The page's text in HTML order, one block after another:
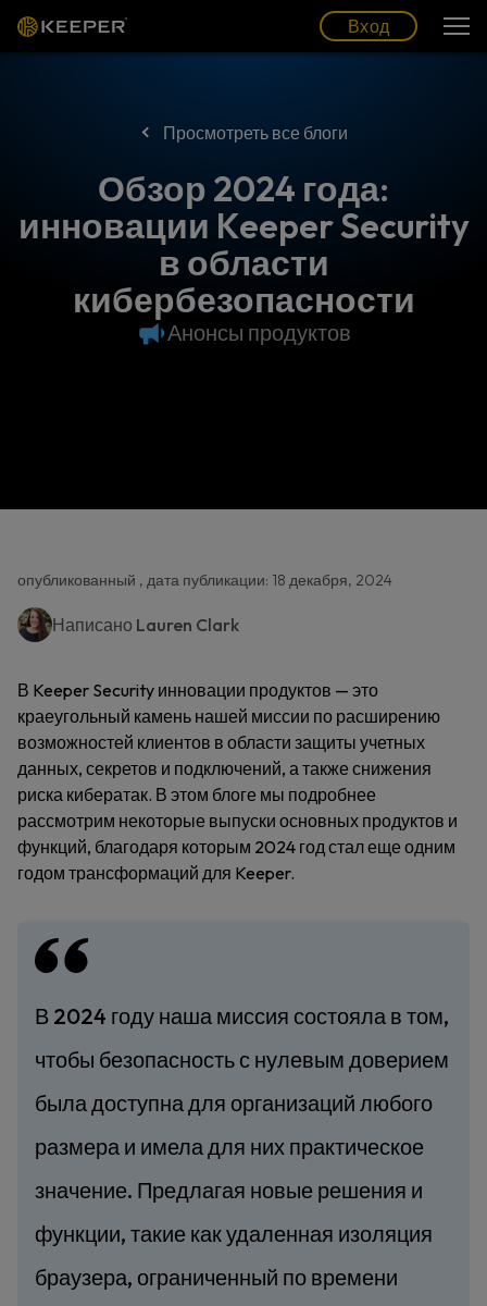
Вход
Просмотреть все блоги
Обзор 2024 года:
инновации Keeper Security
в области
кибербезопасности
Анонсы продуктов
опубликованный , дата публикации: 18 декабря, 2024
Написано Lauren Clark
В Keeper Security инновации продуктов — это
краеугольный камень нашей миссии по расширению
возможностей клиентов в области защиты учетных
данных, секретов и подключений, а также снижения
риска кибератак. В этом блоге мы подробнее
рассмотрим некоторые выпуски основных продуктов и
функций, благодаря которым 2024 год стал еще одним
годом трансформаций для Keeper.
В 2024 году наша миссия состояла в том,
чтобы безопасность с нулевым доверием
была доступна для организаций любого
размера и имела для них практическое
значение. Предлагая новые решения и
функции, такие как удаленная изоляция
браузера, ограниченный по времени